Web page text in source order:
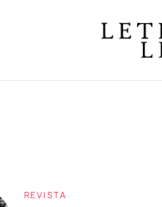
REVISTA